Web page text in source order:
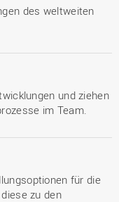
des weltweiten
und ziehen
im Team.
für die
zu den